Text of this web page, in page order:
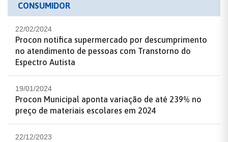
CONSUMIDOR
22/02/2024
Procon notifica supermercado por descumprimento
no atendimento de pessoas com Transtorno do
Espectro Autista
19/01/2024
Procon Municipal aponta variação de até 239% no
preço de materiais escolares em 2024
22/12/2023